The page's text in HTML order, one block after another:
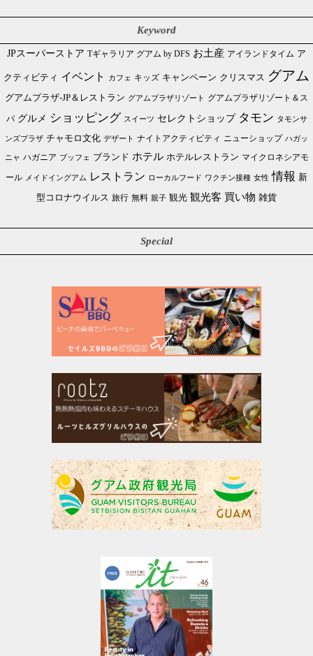
Keyword
JPスーパーストア Tギャラリア グアム by DFS お土産 アイランドタイム ア
クティビティ イベント カフェ キッズ キャンペーン クリスマス グアム
グアムプラザ-JP＆レストラン グアムプラザリゾート グアムプラザリゾート＆ス
パ グルメ ショッピング スイーツ セレクトショップ タモン タモンサ
ンズプラザ チャモロ文化 デザート ナイトアクティビティ ニューショップ ハガッ
ニャ ハガニア ブッフェ ブランド ホテル ホテルレストラン マイクロネシアモ
ール メイドイングアム レストラン ローカルフード ワクチン接種 女性 情報 新
型コロナウイルス 旅行 無料 親子 観光 観光客 買い物 雑貨
Special